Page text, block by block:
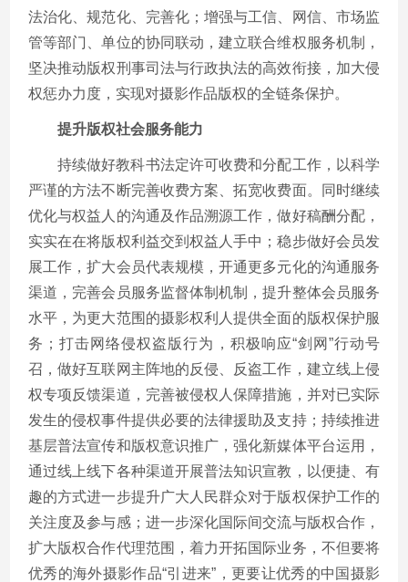
法治化、规范化、完善化；增强与工信、网信、市场监
管等部门、单位的协同联动，建立联合维权服务机制，
坚决推动版权刑事司法与行政执法的高效衔接，加大侵
权惩办力度，实现对摄影作品版权的全链条保护。
提升版权社会服务能力
持续做好教科书法定许可收费和分配工作，以科学
严谨的方法不断完善收费方案、拓宽收费面。同时继续
优化与权益人的沟通及作品溯源工作，做好稿酬分配，
实实在在将版权利益交到权益人手中；稳步做好会员发
展工作，扩大会员代表规模，开通更多元化的沟通服务
渠道，完善会员服务监督体制机制，提升整体会员服务
水平，为更大范围的摄影权利人提供全面的版权保护服
务；打击网络侵权盗版行为，积极响应“剑网”行动号
召，做好互联网主阵地的反侵、反盗工作，建立线上侵
权专项反馈渠道，完善被侵权人保障措施，并对已实际
发生的侵权事件提供必要的法律援助及支持；持续推进
基层普法宣传和版权意识推广，强化新媒体平台运用，
通过线上线下各种渠道开展普法知识宣教，以便捷、有
趣的方式进一步提升广大人民群众对于版权保护工作的
关注度及参与感；进一步深化国际间交流与版权合作，
扩大版权合作代理范围，着力开拓国际业务，不但要将
优秀的海外摄影作品“引进来”，更要让优秀的中国摄影